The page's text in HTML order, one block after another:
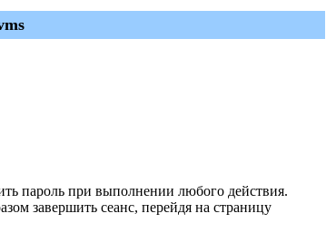
пароль при выполнении любого действия.
завершить сеанс, перейдя на страницу